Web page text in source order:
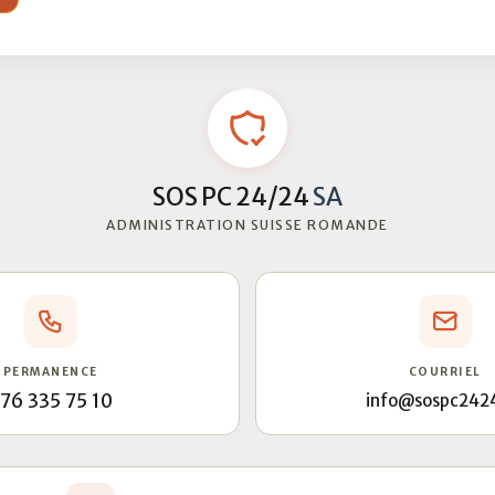
SOS PC 24/24SA
ADMINISTRATION SUISSE ROMANDE
PERMANENCE
335 75 10
COURRIEL